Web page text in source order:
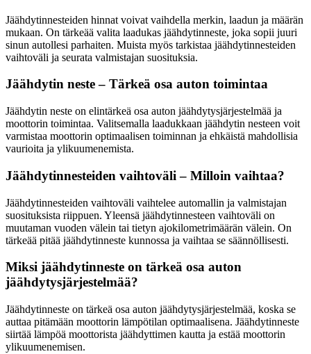
Jäähdytinnesteiden hinnat voivat vaihdella merkin, laadun ja määrän
mukaan. On tärkeää valita laadukas jäähdytinneste, joka sopii juuri
sinun autollesi parhaiten. Muista myös tarkistaa jäähdytinnesteiden
vaihtoväli ja seurata valmistajan suosituksia.
Jäähdytin neste – Tärkeä osa auton toimintaa
Jäähdytin neste on elintärkeä osa auton jäähdytysjärjestelmää ja
moottorin toimintaa. Valitsemalla laadukkaan jäähdytin nesteen voit
varmistaa moottorin optimaalisen toiminnan ja ehkäistä mahdollisia
vaurioita ja ylikuumenemista.
Jäähdytinnesteiden vaihtoväli – Milloin vaihtaa?
Jäähdytinnesteiden vaihtoväli vaihtelee automallin ja valmistajan
suosituksista riippuen. Yleensä jäähdytinnesteen vaihtoväli on
muutaman vuoden välein tai tietyn ajokilometrimäärän välein. On
tärkeää pitää jäähdytinneste kunnossa ja vaihtaa se säännöllisesti.
Miksi jäähdytinneste on tärkeä osa auton
jäähdytysjärjestelmää?
Jäähdytinneste on tärkeä osa auton jäähdytysjärjestelmää, koska se
auttaa pitämään moottorin lämpötilan optimaalisena. Jäähdytinneste
siirtää lämpöä moottorista jäähdyttimen kautta ja estää moottorin
ylikuumenemisen.